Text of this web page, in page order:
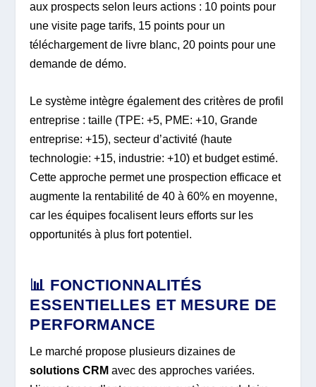
aux prospects selon leurs actions : 10 points pour
une visite page tarifs, 15 points pour un
téléchargement de livre blanc, 20 points pour une
demande de démo.
Le système intègre également des critères de profil
entreprise : taille (TPE: +5, PME: +10, Grande
entreprise: +15), secteur d’activité (haute
technologie: +15, industrie: +10) et budget estimé.
Cette approche permet une prospection efficace et
augmente la rentabilité de 40 à 60% en moyenne,
car les équipes focalisent leurs efforts sur les
opportunités à plus fort potentiel.
📊 FONCTIONNALITÉS
ESSENTIELLES ET MESURE DE
PERFORMANCE
Le marché propose plusieurs dizaines de
solutions CRM avec des approches variées.